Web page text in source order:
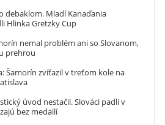
debaklom. Mladí Kanaďania
Hlinka Gretzky Cup
nemal problém ani so Slovanom,
prehrou
Šamorín zvíťazil v treťom kole na
úvod nestačil. Slováci padli v
bez medailí